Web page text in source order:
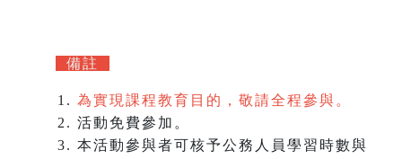
備註
為實現課程教育目的，敬請全程參與。
活動免費參 加。
本活動參與者可核予公務人員學習時數與